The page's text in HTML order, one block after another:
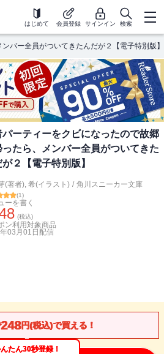
はじめて 会員登録 サインイン 検索
バー全員がついてきたんだが２【電子特別版】
パーティーをクビになったので故郷
ったら、メンバー全員がついてきた
が２【電子特別版】
(著者), 希(イラスト) / 角川スニーカー文庫
(1)
ーを書く
(税込)
ン利用対象商品
03月01日 配信
248円(税込)で買える！
たん30秒登録！